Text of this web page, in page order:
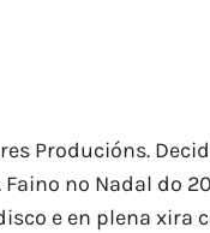
Producións.
no Nadal do
e en plena xira